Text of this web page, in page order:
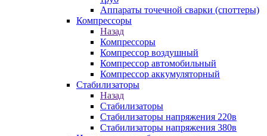
Аппараты точечной сварки (споттеры)
Компрессоры
Назад
Компрессоры
Компрессор воздушный
Компрессор автомобильный
Компрессор аккумуляторный
Стабилизаторы
Назад
Стабилизаторы
Стабилизаторы напряжения 220в
Стабилизаторы напряжения 380в